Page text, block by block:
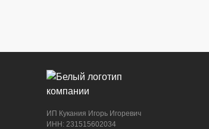
ИП Кукания Игорь Игоревич
ИНН: 231515602034